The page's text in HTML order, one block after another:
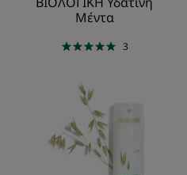
Μέντα
3
shampoo
με
Γαλάκτωμα
Βρώμης